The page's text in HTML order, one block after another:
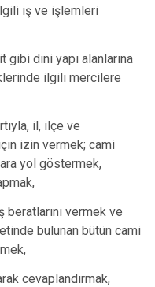
iş ve işlemleri
dini yapı alanlarına
ilgili mercilere
il, ilçe ve
izin vermek; cami
yol göstermek,
beratlarını vermek ve
bulunan bütün cami
cevaplandırmak,